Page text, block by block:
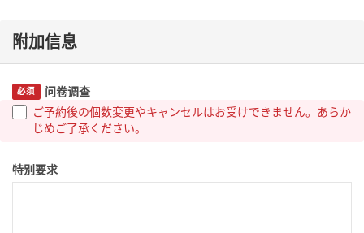
附加信息
问卷调查
必须
ご予約後の個数変更やキャンセルはお受けできません。あらか
じめご了承ください。
特别要求